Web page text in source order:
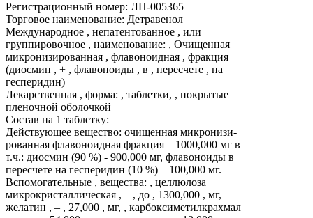
Регистрационный номер: ЛП-005365
Торговое наименование: Детравенол
Международное , непатентованное , или
группировочное , наименование: , Очищенная
микронизированная , флавоноидная , фракция
(диосмин , + , флавоноиды , в , пересчете , на
гесперидин)
Лекарственная , форма: , таблетки, , покрытые
пленочной оболочкой
Состав на 1 таблетку:
Действующее вещество: очищенная микронизи-
рованная флавоноидная фракция – 1000,000 мг в
т.ч.: диосмин (90 %) - 900,000 мг, флавоноиды в
пересчете на гесперидин (10 %) – 100,000 мг.
Вспомогательные , вещества: , целлюлоза
микрокристаллическая , – , до , 1300,000 , мг,
желатин , – , 27,000 , мг, , карбоксиметилкрахмал